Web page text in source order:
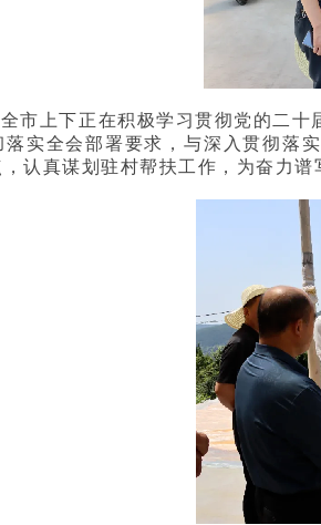
市上下正在积极学习贯彻党的二
落实全会部署要求，与深入贯彻落
认真谋划驻村帮扶工作，为奋力